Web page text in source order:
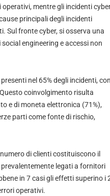
mentre gli incidenti
principali degli incidenti
Sul fronte cyber, si osserva una
engineering e accessi non
nel 65% degli incidenti, con
coinvolgimento risulta
e di moneta elettronica (71%),
parti come fonte di rischio,
di clienti costituiscono il
legati a fornitori
in 7 casi gli effetti superino i
operativi.